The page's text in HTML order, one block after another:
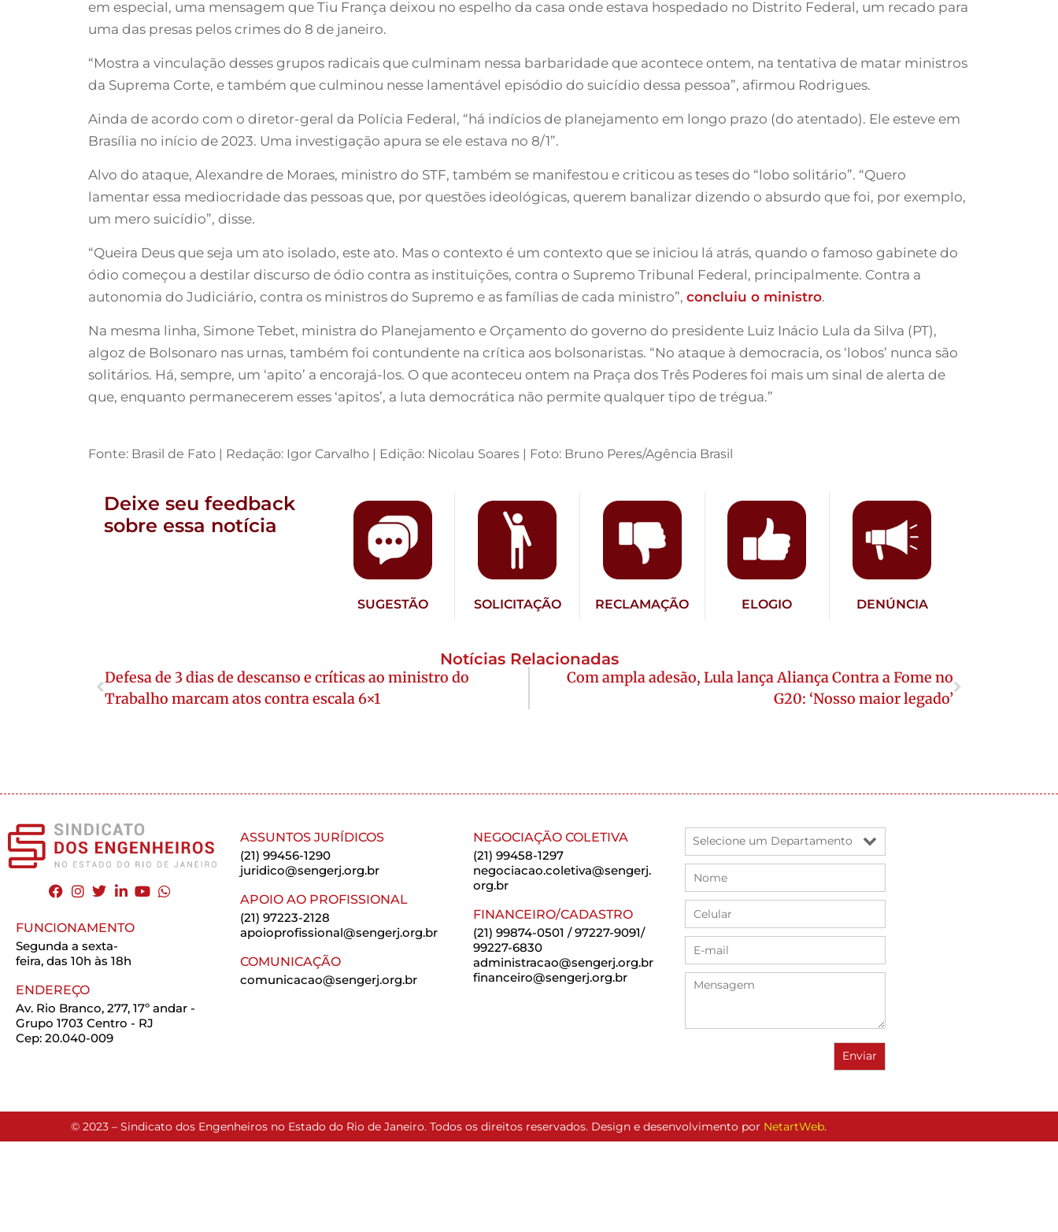
em especial, uma mensagem que Tiu França deixou no espelho da casa onde estava hospedado no Distrito Federal, um recado para
uma das presas pelos crimes do 8 de janeiro.
“Mostra a vinculação desses grupos radicais que culminam nessa barbaridade que acontece ontem, na tentativa de matar ministros
da Suprema Corte, e também que culminou nesse lamentável episódio do suicídio dessa pessoa”, afirmou Rodrigues.
Ainda de acordo com o diretor-geral da Polícia Federal, “há indícios de planejamento em longo prazo (do atentado). Ele esteve em
Brasília no início de 2023. Uma investigação apura se ele estava no 8/1”.
Alvo do ataque, Alexandre de Moraes, ministro do STF, também se manifestou e criticou as teses do “lobo solitário”. “Quero
lamentar essa mediocridade das pessoas que, por questões ideológicas, querem banalizar dizendo o absurdo que foi, por exemplo,
um mero suicídio”, disse.
“Queira Deus que seja um ato isolado, este ato. Mas o contexto é um contexto que se iniciou lá atrás, quando o famoso gabinete do
ódio começou a destilar discurso de ódio contra as instituições, contra o Supremo Tribunal Federal, principalmente. Contra a
autonomia do Judiciário, contra os ministros do Supremo e as famílias de cada ministro”, concluiu o ministro.
Na mesma linha, Simone Tebet, ministra do Planejamento e Orçamento do governo do presidente Luiz Inácio Lula da Silva (PT),
algoz de Bolsonaro nas urnas, também foi contundente na crítica aos bolsonaristas. “No ataque à democracia, os ‘lobos’ nunca são
solitários. Há, sempre, um ‘apito’ a encorajá-los. O que aconteceu ontem na Praça dos Três Poderes foi mais um sinal de alerta de
que, enquanto permanecerem esses ‘apitos’, a luta democrática não permite qualquer tipo de trégua.”
Fonte: Brasil de Fato | Redação: Igor Carvalho | Edição: Nicolau Soares | Foto: Bruno Peres/Agência Brasil
Deixe seu feedback
sobre essa notícia
SUGESTÃO SOLICITAÇÃO RECLAMAÇÃO ELOGIO DENÚNCIA
Notícias Relacionadas
Defesa de 3 dias de descanso e críticas ao ministro do
Trabalho marcam atos contra escala 6×1
Com ampla adesão, Lula lança Aliança Contra a Fome no
G20: ‘Nosso maior legado’
FUNCIONAMENTO
Segunda a sexta-
feira, das 10h às 18h
ENDEREÇO
Av. Rio Branco, 277, 17º andar -
Grupo 1703 Centro - RJ
Cep: 20.040-009
ASSUNTOS JURÍDICOS
(21) 99456-1290
juridico@sengerj.org.br
APOIO AO PROFISSIONAL
(21) 97223-2128
apoioprofissional@sengerj.org.br
COMUNICAÇÃO
comunicacao@sengerj.org.br
NEGOCIAÇÃO COLETIVA
(21) 99458-1297
negociacao.coletiva@sengerj.
org.br
FINANCEIRO/CADASTRO
(21) 99874-0501 / 97227-9091/
99227-6830
administracao@sengerj.org.br
financeiro@sengerj.org.br
© 2023 – Sindicato dos Engenheiros no Estado do Rio de Janeiro. Todos os direitos reservados. Design e desenvolvimento por NetartWeb.